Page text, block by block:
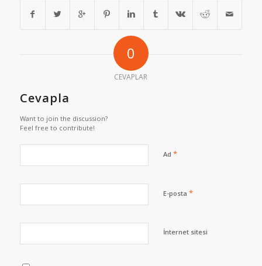
0
CEVAPLAR
Cevapla
Want to join the discussion?
Feel free to contribute!
Ad *
E-posta *
İnternet sitesi